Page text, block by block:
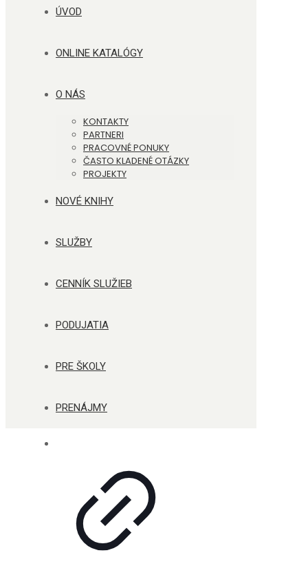
ÚVOD
ONLINE KATALÓGY
O NÁS
KONTAKTY
PARTNERI
PRACOVNÉ PONUKY
ČASTO KLADENÉ OTÁZKY
PROJEKTY
NOVÉ KNIHY
SLUŽBY
CENNÍK SLUŽIEB
PODUJATIA
PRE ŠKOLY
PRENÁJMY